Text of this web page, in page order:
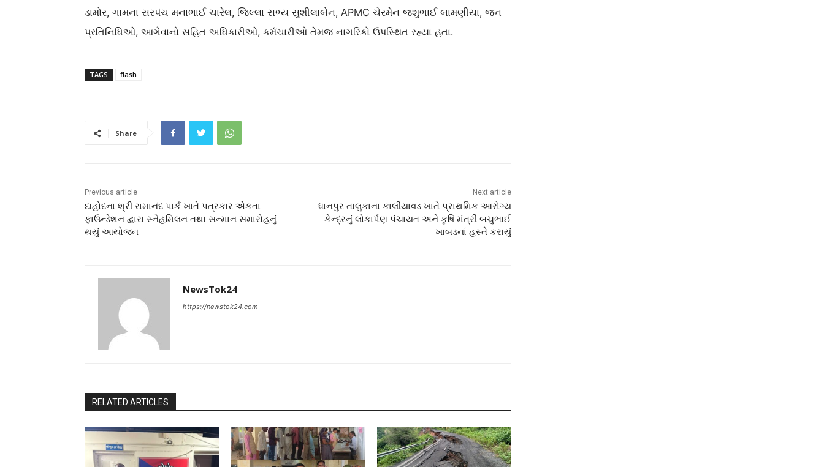
ડામોર, ગામના સરપંચ મનાભાઈ ચારેલ, જિલ્લા સભ્ય સુશીલાબેન, APMC ચેરમેન જશુભાઈ બામણીયા, જન
પ્રતિનિધિઓ, આગેવાનો સહિત અધિકારીઓ, કર્મચારીઓ તેમજ નાગરિકો ઉપસ્થિત રહ્યા હતા.
TAGS flash
Share
Previous article
દાહોદના શ્રી રામાનંદ પાર્ક ખાતે પત્રકાર એકતા
ફાઉન્ડેશન દ્વારા સ્નેહમિલન તથા સન્માન સમારોહનું
થયું આયોજન
Next article
ધાનપુર તાલુકાના કાલીયાવડ ખાતે પ્રાથમિક આરોગ્ય
કેન્દ્રનું લોકાર્પણ પંચાયત અને કૃષિ મંત્રી બચુભાઈ
ખાબડનાં હસ્તે કરાયું
NewsTok24
https://newstok24.com
RELATED ARTICLES